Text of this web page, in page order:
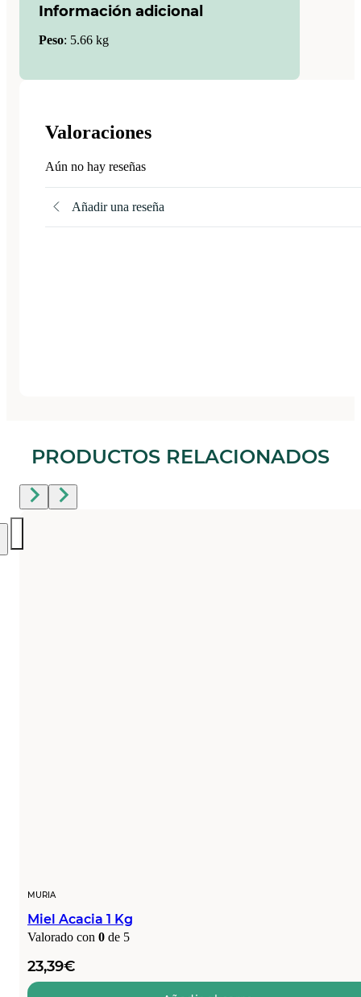
Información adicional
Peso: 5.66 kg
Valoraciones
Aún no hay reseñas
Añadir una reseña
PRODUCTOS RELACIONADOS
MURIA
Miel Acacia 1 Kg
Valorado con 0 de 5
23,39€